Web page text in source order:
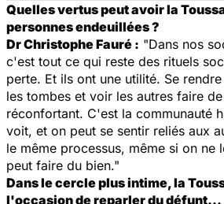
Quelles vertus peut avoir la
personnes endeuillées ?
Dr Christophe Fauré : "Dans nos
c'est tout ce qui reste des rituels
perte. Et ils ont une utilité. Se
les tombes et voir les autres faire
réconfortant. C'est la communauté
voit, et on peut se sentir reliés aux
le même processus, même si on ne
peut faire du bien."
Dans le cercle plus intime, la
l'occasion de reparler du défunt...